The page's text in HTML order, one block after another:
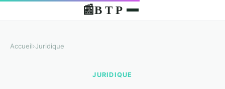
📰B T P
Accueil›Juridique
JURIDIQUE